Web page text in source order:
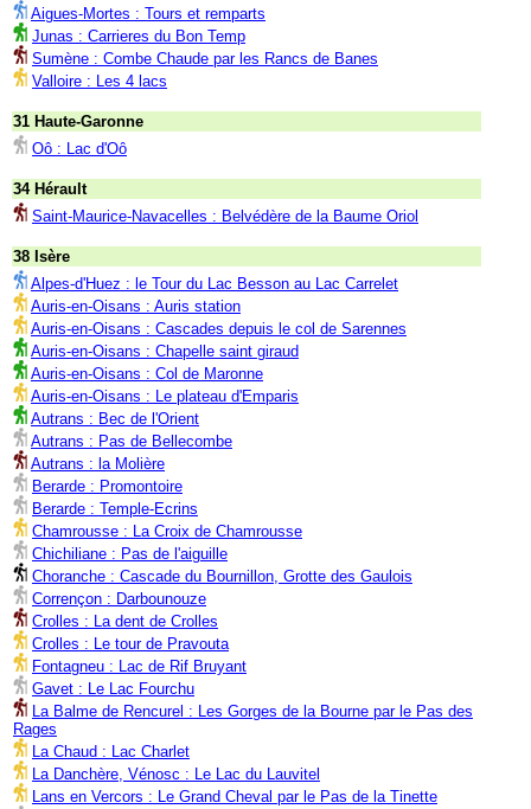
Aigues-Mortes : Tours et remparts
Junas : Carrieres du Bon Temp
Sumène : Combe Chaude par les Rancs de Banes
Valloire : Les 4 lacs
31 Haute-Garonne
Oô : Lac d'Oô
34 Hérault
Saint-Maurice-Navacelles : Belvédère de la Baume Oriol
38 Isère
Alpes-d'Huez : le Tour du Lac Besson au Lac Carrelet
Auris-en-Oisans : Auris station
Auris-en-Oisans : Cascades depuis le col de Sarennes
Auris-en-Oisans : Chapelle saint giraud
Auris-en-Oisans : Col de Maronne
Auris-en-Oisans : Le plateau d'Emparis
Autrans : Bec de l'Orient
Autrans : Pas de Bellecombe
Autrans : la Molière
Berarde : Promontoire
Berarde : Temple-Ecrins
Chamrousse : La Croix de Chamrousse
Chichiliane : Pas de l'aiguille
Choranche : Cascade du Bournillon, Grotte des Gaulois
Corrençon : Darbounouze
Crolles : La dent de Crolles
Crolles : Le tour de Pravouta
Fontagneu : Lac de Rif Bruyant
Gavet : Le Lac Fourchu
La Balme de Rencurel : Les Gorges de la Bourne par le Pas des
Rages
La Chaud : Lac Charlet
La Danchère, Vénosc : Le Lac du Lauvitel
Lans en Vercors : Le Grand Cheval par le Pas de la Tinette